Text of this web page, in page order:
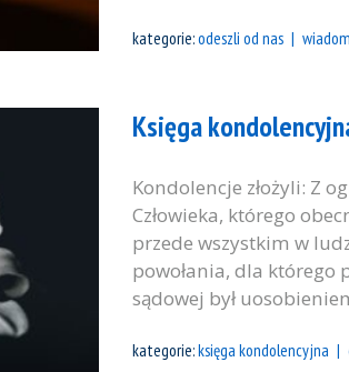
kategorie:odeszli od nas
Księga
Kondolencje złożyli: Z
Człowieka, którego
przede wszystkim w
powołania, dla którego
sądowej był
kategorie:księga kondolencyjna